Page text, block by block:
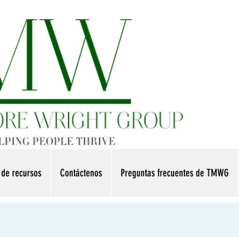
recursos Contáctenos Preguntas frecuentes de TMWG